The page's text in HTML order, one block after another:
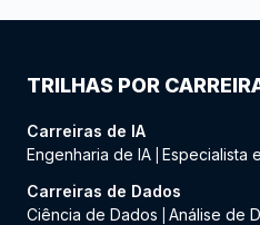
TRILHAS POR
Carreiras de IA
Engenharia de IA Especialista
Carreiras de Dados
Ciência de Dados
Análise de